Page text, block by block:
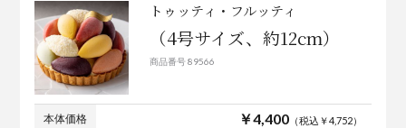
トゥッティ・フルッティ
（4号サイズ、約12cm）
商品番号 89566
本体価格 ￥4,400（税込￥4,752）